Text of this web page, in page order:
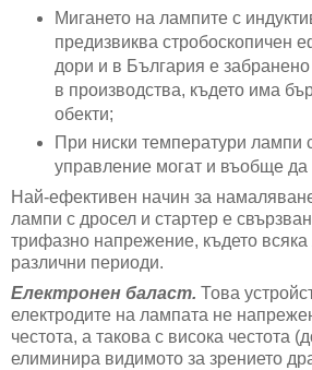
Мигането на лампите с
предизвиква стробоскопичен
дори и в България е
в производства, където има
обекти;
При ниски температури лампи
управление могат и въобще да
Най-ефективен начин за
лампи с дросел и стартер е
трифазно напрежение, където
различни периоди.
Електронен баласт. Това
електродите на лампата не
честота, а такова с висока честота
елиминира видимото за зрението